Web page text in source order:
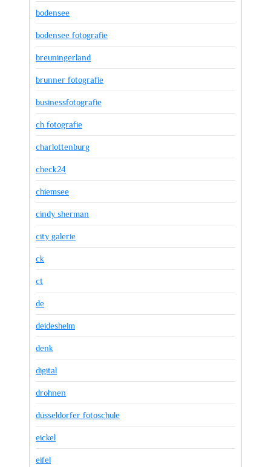
bodensee
bodensee fotografie
breuningerland
brunner fotografie
businessfotografie
ch fotografie
charlottenburg
check24
chiemsee
cindy sherman
city galerie
ck
ct
de
deidesheim
denk
digital
drohnen
düsseldorfer fotoschule
eickel
eifel